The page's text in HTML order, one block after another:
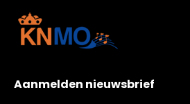
Aanmelden nieuwsbrief